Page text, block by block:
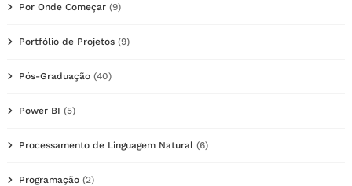
Por Onde Começar (9)
Portfólio de Projetos (9)
Pós-Graduação (40)
Power BI (5)
Processamento de Linguagem Natural (6)
Programação (2)